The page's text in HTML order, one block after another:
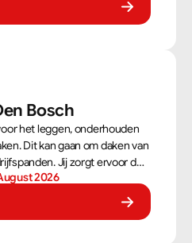
Bosch
het leggen, onderhouden
Dit kan gaan om daken van
Jij zorgt ervoor dat
kunnen,
2026